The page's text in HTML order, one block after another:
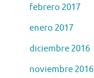
febrero 2017
enero 2017
diciembre 2016
noviembre 2016